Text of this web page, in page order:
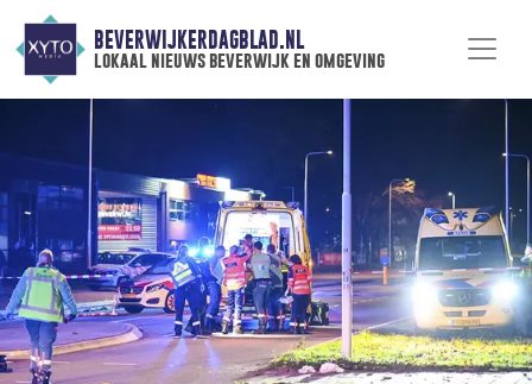
BEVERWIJKERDAGBLAD.NL
lokaal nieuws beverwijk en omgeving